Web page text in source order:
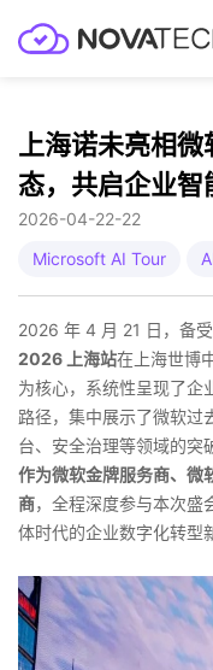
上海诺未亮相
态，共启企业
22
2026-04-22
Microsoft AI Tour
2026 年 4 月 21 日，备
2026 上海站在上海世博
为核心，系统性呈现了企
路径，集中展示了微软过
台、安全治理等领域的突
作为微软金牌服务商、微
商，全程深度参与本次盛
体时代的企业数字化转型